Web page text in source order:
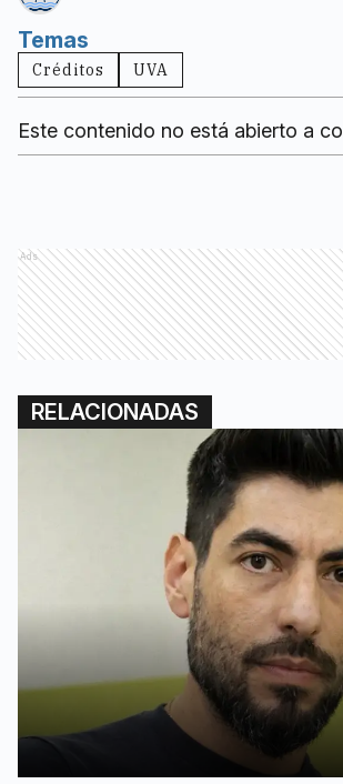
Temas
Créditos UVA
Este contenido no está abierto a
Ads
RELACIONADAS